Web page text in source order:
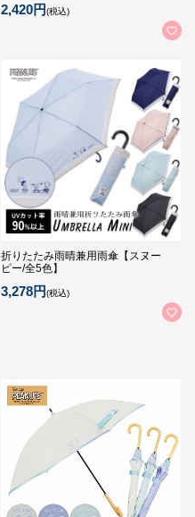
2,420円(税込)
折りたたみ雨晴兼用雨傘【スヌー
ピー/全5色】
3,278円(税込)